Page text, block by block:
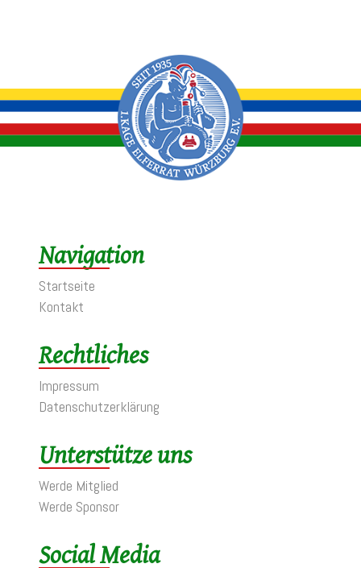
Navigation
Startseite
Kontakt
Rechtliches
Impressum
Datenschutzerklärung
Unterstütze uns
Werde Mitglied
Werde Sponsor
Social Media